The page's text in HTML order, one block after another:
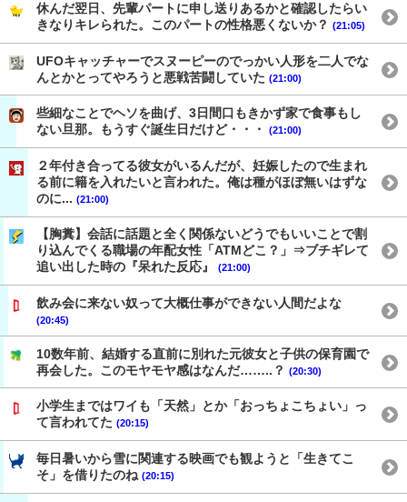
休んだ翌日、先輩パートに申し送りあるかと確認したらい
きなりキレられた。このパートの性格悪くないか？ (21:05)
UFOキャッチャーでスヌーピーのでっかい人形を二人でな
んとかとってやろうと悪戦苦闘していた (21:00)
些細なことでヘソを曲げ、3日間口もきかず家で食事もし
ない旦那。もうすぐ誕生日だけど・・・
(21:00)
２年付き合ってる彼女がいるんだが、妊娠したので生まれ
る前に籍を入れたいと言われた。俺は種がほぼ無いはずな
のに... (21:00)
【胸糞】会話に話題と全く関係ないどうでもいいことで割
り込んでくる職場の年配女性「ATMどこ？」⇒ブチギレて
追い出した時の『呆れた反応』
(21:00)
飲み会に来ない奴って大概仕事ができない人間だよな
(20:45)
10数年前、結婚する直前に別れた元彼女と子供の保育園で
再会した。このモヤモヤ感はなんだ……..？ (20:30)
小学生まではワイも「天然」とか「おっちょこちょい」っ
て言われてた (20:15)
毎日暑いから雪に関連する映画でも観ようと「生きてこ
そ」を借りたのね (20:15)